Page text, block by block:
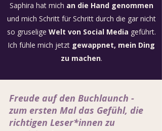
Saphira hat mich an die Hand genommen
und mich Schritt für Schritt durch die gar nicht
so gruselige Welt von Social Media geführt.
Ich fühle mich jetzt gewappnet, mein Ding
zu machen.
Freude auf den Buchlaunch -
zum ersten Mal das Gefühl, die
richtigen Leser*innen zu